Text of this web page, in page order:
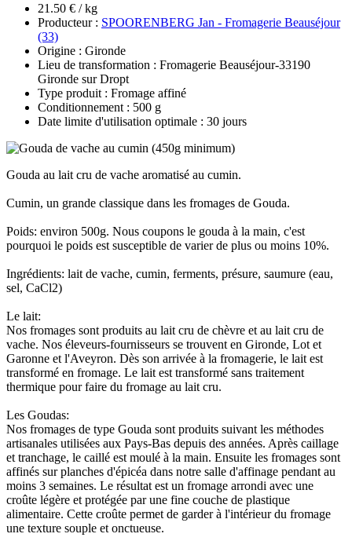
21.50 € / kg
Producteur : SPOORENBERG Jan - Fromagerie Beauséjour
(33)
Origine : Gironde
Lieu de transformation : Fromagerie Beauséjour-33190
Gironde sur Dropt
Type produit : Fromage affiné
Conditionnement : 500 g
Date limite d'utilisation optimale : 30 jours
Gouda au lait cru de vache aromatisé au cumin.
Cumin, un grande classique dans les fromages de Gouda.
Poids: environ 500g. Nous coupons le gouda à la main, c'est
pourquoi le poids est susceptible de varier de plus ou moins 10%.
Ingrédients: lait de vache, cumin, ferments, présure, saumure (eau,
sel, CaCl2)
Le lait:
Nos fromages sont produits au lait cru de chèvre et au lait cru de
vache. Nos éleveurs-fournisseurs se trouvent en Gironde, Lot et
Garonne et l'Aveyron. Dès son arrivée à la fromagerie, le lait est
transformé en fromage. Le lait est transformé sans traitement
thermique pour faire du fromage au lait cru.
Les Goudas:
Nos fromages de type Gouda sont produits suivant les méthodes
artisanales utilisées aux Pays-Bas depuis des années. Après caillage
et tranchage, le caillé est moulé à la main. Ensuite les fromages sont
affinés sur planches d'épicéa dans notre salle d'affinage pendant au
moins 3 semaines. Le résultat est un fromage arrondi avec une
croûte légère et protégée par une fine couche de plastique
alimentaire. Cette croûte permet de garder à l'intérieur du fromage
une texture souple et onctueuse.